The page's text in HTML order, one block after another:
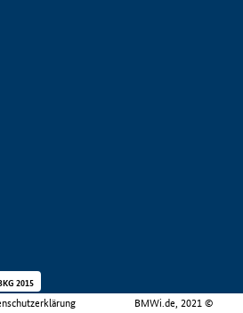
BMWi.de, 2021 ©
2015